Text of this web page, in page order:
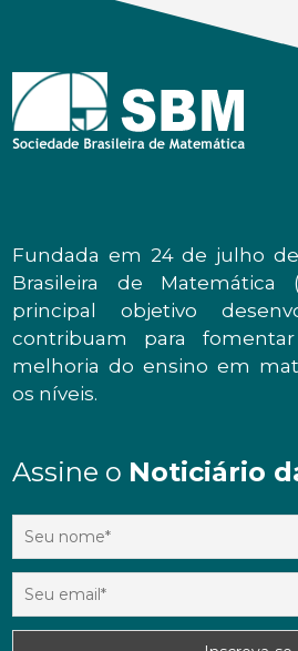
Fundada em 24 de julho de
Brasileira de Matemática
principal objetivo
contribuam para
melhoria do ensino em
os níveis.
Assine o Noticiário